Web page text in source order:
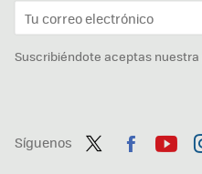
Suscribiéndote aceptas nuestra
Síguenos